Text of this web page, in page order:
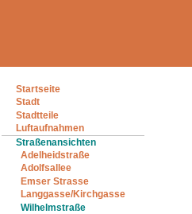
Startseite
Stadt
Stadtteile
Luftaufnahmen
Straßenansichten
Adelheidstraße
Adolfsallee
Emser Strasse
Langgasse/Kirchgasse
Wilhelmstraße